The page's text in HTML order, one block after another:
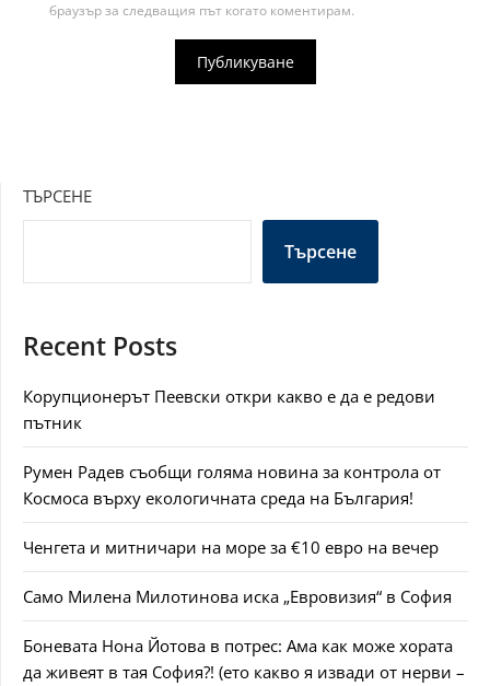
браузър за следващия път когато коментирам.
ТЪРСЕНЕ
Търсене
Recent Posts
Корупционерът Пеевски откри какво е да е редови
пътник
Румен Радев съобщи голяма новина за контрола от
Космоса върху екологичната среда на България!
Ченгета и митничари на море за €10 евро на вечер
Само Милена Милотинова иска „Евровизия“ в София
Боневата Нона Йотова в потрес: Ама как може хората
да живеят в тая София?! (ето какво я извади от нерви –